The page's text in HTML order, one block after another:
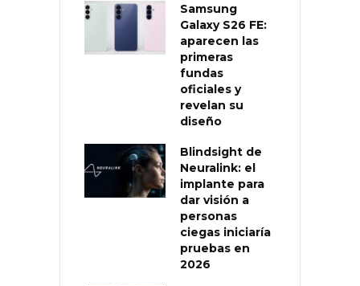
Samsung
Galaxy S26 FE:
aparecen las
primeras
fundas
oficiales y
revelan su
diseño
Blindsight de
Neuralink: el
implante para
dar visión a
personas
ciegas iniciaría
pruebas en
2026